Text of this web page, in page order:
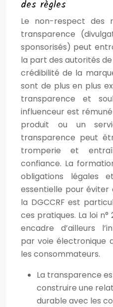
des règles
Le non-respect des
transparence
sponsorisés) peut
la part des autorités
crédibilité de la
sont de plus en plus
transparence et
influenceur est
produit ou un
transparence peut
tromperie et
confiance. La
obligations légales
essentielle pour éviter
la DGCCRF est
ces pratiques. La loi n°
encadre d’ailleurs
par voie électronique
les consommateurs.
La transparence
construire une
durable avec les